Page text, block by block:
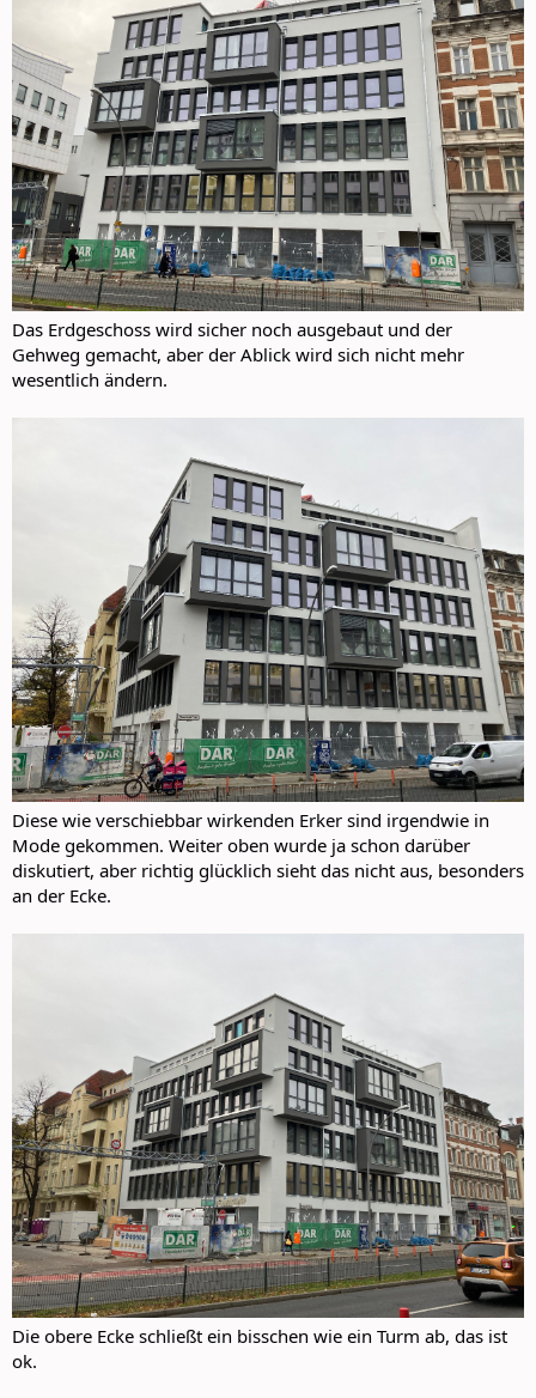
Das Erdgeschoss wird sicher noch ausgebaut und der
Gehweg gemacht, aber der Ablick wird sich nicht mehr
wesentlich ändern.
Diese wie verschiebbar wirkenden Erker sind irgendwie in
Mode gekommen. Weiter oben wurde ja schon darüber
diskutiert, aber richtig glücklich sieht das nicht aus, besonders
an der Ecke.
Die obere Ecke schließt ein bisschen wie ein Turm ab, das ist
ok.